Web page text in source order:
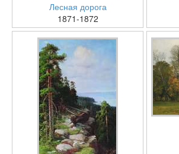
Лесная дорога
1871-1872